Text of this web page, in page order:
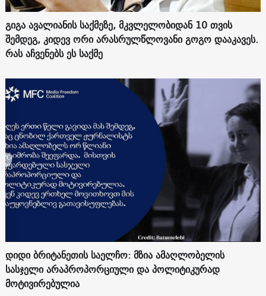
გიგა ავალიანის საქმეზე, მკვლელობიდან 10 თვის
შემდეგ, კიდევ ორი არასრულწლოვანი გოგო დააკავეს.
რას აჩვენებს ეს საქმე
დიდი ბრიტანეთის საელჩო: მზია ამაღლობელის
სასჯელი არაპროპორციული და პოლიტიკურად
მოტივირებულია